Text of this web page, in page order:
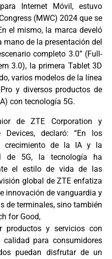
Internet Móvil, estuvo
(MWC) 2024 que se
el mismo, la marca develó
mano de la presentación del
completo 3.0” (Full-
3.0), la primera Tablet 3D
varios modelos de la línea
y diversos productos de
con tecnología 5G.
de ZTE Corporation y
declaró: “En los
crecimiento de la IA y la
de 5G, la tecnología ha
el estilo de vida de las
global de ZTE enfatiza
innovación de vanguardia y
de terminales, sino también
for Good,
productos y servicios con
para consumidores
puedan disfrutar de un